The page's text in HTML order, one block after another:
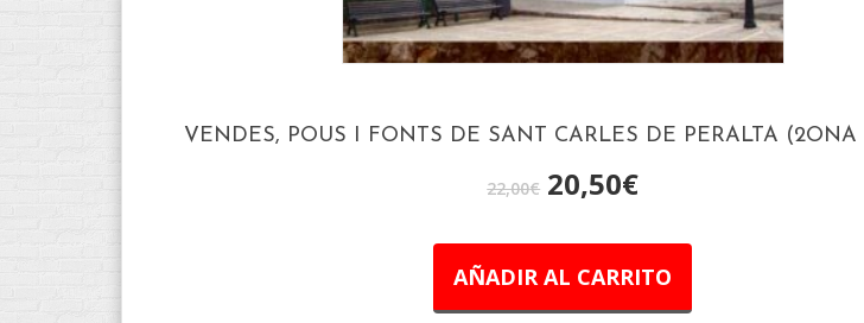
VENDES, POUS I FONTS DE SANT CARLES DE PERALTA (2ONA
22,00€ 20,50€
AÑADIR AL CARRITO